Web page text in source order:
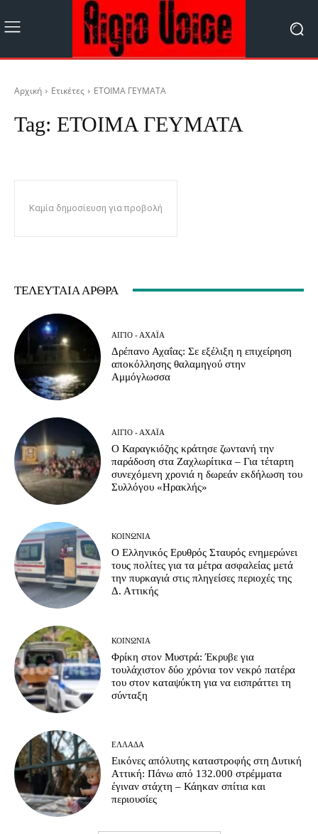
Αρχική Ετικέτες ΕΤΟΙΜΑ ΓΕΥΜΑΤΑ
Tag: ΕΤΟΙΜΑ ΓΕΥΜΑΤΑ
Καμία δημοσίευση για προβολή
ΤΕΛΕΥΤΑΊΑ ΆΡΘΡΑ
ΑΊΓΙΟ - ΑΧΑΪ́Α
Δρέπανο Αχαΐας: Σε εξέλιξη η επιχείρηση
αποκόλλησης θαλαμηγού στην
Αμμόγλωσσα
ΑΊΓΙΟ - ΑΧΑΪ́Α
Ο Καραγκιόζης κράτησε ζωντανή την
παράδοση στα Ζαχλωρίτικα – Για τέταρτη
συνεχόμενη χρονιά η δωρεάν εκδήλωση του
Συλλόγου «Ηρακλής»
ΚΟΙΝΩΝΊΑ
Ο Ελληνικός Ερυθρός Σταυρός ενημερώνει
τους πολίτες για τα μέτρα ασφαλείας μετά
την πυρκαγιά στις πληγείσες περιοχές της
Δ. Αττικής
ΚΟΙΝΩΝΊΑ
Φρίκη στον Μυστρά: Έκρυβε για
τουλάχιστον δύο χρόνια τον νεκρό πατέρα
του στον καταψύκτη για να εισπράττει τη
σύνταξη
ΕΛΛΆΔΑ
Εικόνες απόλυτης καταστροφής στη Δυτική
Αττική: Πάνω από 132.000 στρέμματα
έγιναν στάχτη – Κάηκαν σπίτια και
περιουσίες